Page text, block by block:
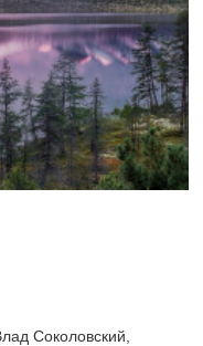
Соколовский,